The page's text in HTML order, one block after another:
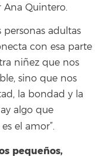
Quintero.
personas adultas
con esa parte
niñez que nos
sino que nos
la bondad y la
algo que
el amor”.
pequeños,